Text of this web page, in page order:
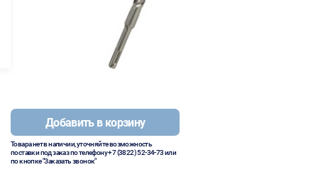
Добавить в корзину
Товара нет в наличии, уточняйте возможность
поставки под заказ по телефону+7 (3822) 52-34-73или
по кнопке "Заказать звонок"